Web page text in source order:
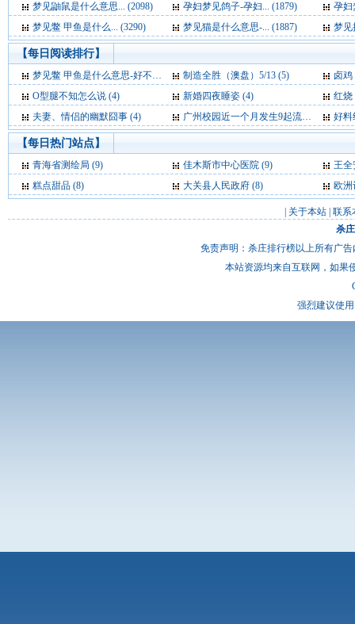
梦见鼬鼠是什么意思... (2098)
孕妇梦见鸽子-孕妇... (1879)
孕妇
梦见鳖 甲鱼是什么... (3290)
梦见猫是什么意思-... (1887) 梦见
【每日阅读排行】
梦见鳖 甲鱼是什么意思-好不好-代表什么-周公解梦 (5) 制造全胜（澳盘）5/13 (5)
卤鸡
O型腿不知怎么说 (4)
新婚四夜睡姿 (4)
红烧
夫妻、情侣的幽默囧事 (4)
广州校园近一个月发生9起流感聚集性病例 (4) 好料
【每日热门站点】
青海省测绘局 (9) 佳木斯市中心医院 (9)
王全
糕点甜品 (8) 大关县人民政府 (8) 欧洲
关于本站 联系
杀
免责声明：杀庄排行榜以上所有广
本站资源均来自互联网，如果
强烈建议使